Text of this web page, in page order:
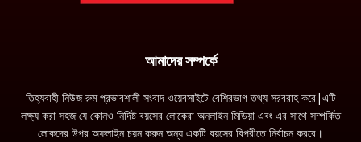
আমাদের সম্পর্কে
তিহ্যবাহী নিউজ রুম প্রভাবশালী সংবাদ ওয়েবসাইটে বেশিরভাগ তথ্য সরবরাহ করে|এটি
লক্ষ্য করা সহজ যে কোনও নির্দিষ্ট বয়সের লোকেরা অনলাইন মিডিয়া এবং এর সাথে সম্পর্কিত
লোকদের উপর অফলাইন চয়ন করুন অন্য একটি বয়সের বিপরীতে নির্বাচন করবে।